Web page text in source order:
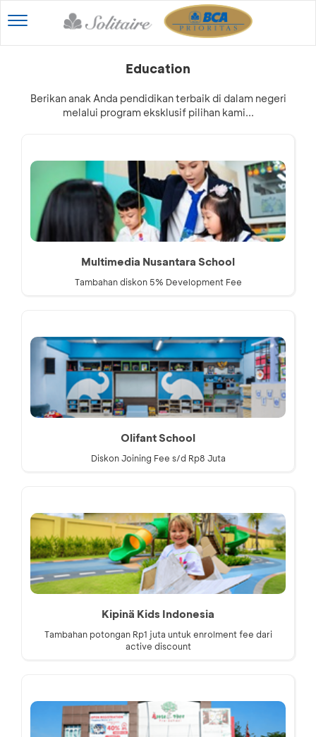
Education
Berikan anak Anda pendidikan terbaik di dalam negeri
melalui program eksklusif pilihan kami...
Multimedia Nusantara School
Tambahan diskon 5% Development Fee
Olifant School
Diskon Joining Fee s/d Rp8 Juta
Kipinä Kids Indonesia
Tambahan potongan Rp1 juta untuk enrolment fee dari
active discount